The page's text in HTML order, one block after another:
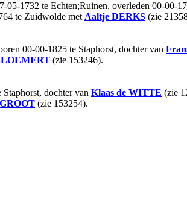
05-1732 te Echten;Ruinen, overleden 00-00-
te Zuidwolde met Aaltje DERKS (zie
00-00-1825 te Staphorst, dochter van
(zie 153246).
dochter van Klaas de WITTE (zie
(zie 153254).